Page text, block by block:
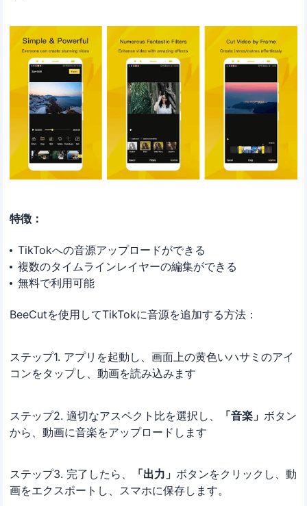
特徴：
TikTokへの音源アップロードができる
複数のタイムラインレイヤーの編集ができる
無料で利用可能
BeeCutを使用してTikTokに音源を追加する方法：
ステップ1. アプリを起動し、画面上の黄色いハサミのアイ
コンをタップし、動画を読み込みます
ステップ2. 適切なアスペクト比を選択し、 「音楽」 ボタン
から、動画に音楽をアップロードします
ステップ3. 完了したら、 「出力」ボタンをクリックし、動
画をエクスポートし、スマホに保存します。